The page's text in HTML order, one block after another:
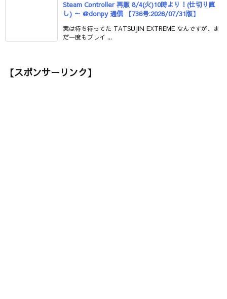
Steam Controller 再販 8/4(火)10時より！(仕切り直
し) ～ @donpy 通信 【736号:2026/07/31版】
実は待ち待ってた TATSUJIN EXTREME なんですが、ま
だ一度もプレイ ...
【スポンサーリンク】